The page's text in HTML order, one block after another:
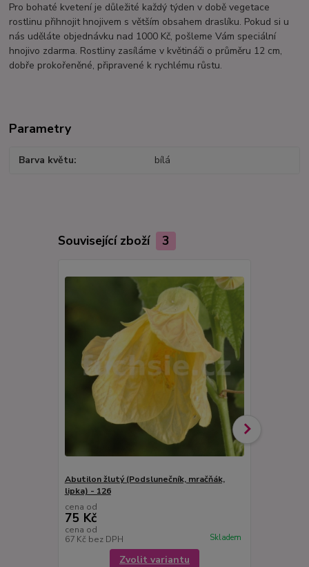
Pro bohaté kvetení je důležité každý týden v době vegetace
rostlinu přihnojit hnojivem s větším obsahem draslíku. Pokud si u
nás uděláte objednávku nad 1000 Kč, pošleme Vám speciální
hnojivo zdarma. Rostliny zasíláme v květináči o průměru 12 cm,
dobře prokořeněné, připravené k rychlému růstu.
Parametry
Barva květu bílá
Související zboží 3
Abutilon žlutý (Podslunečník, mračňák,
lipka) - 126
cena od
75 Kč
cena od
67 Kč bez DPH Skladem
Zvolit variantu